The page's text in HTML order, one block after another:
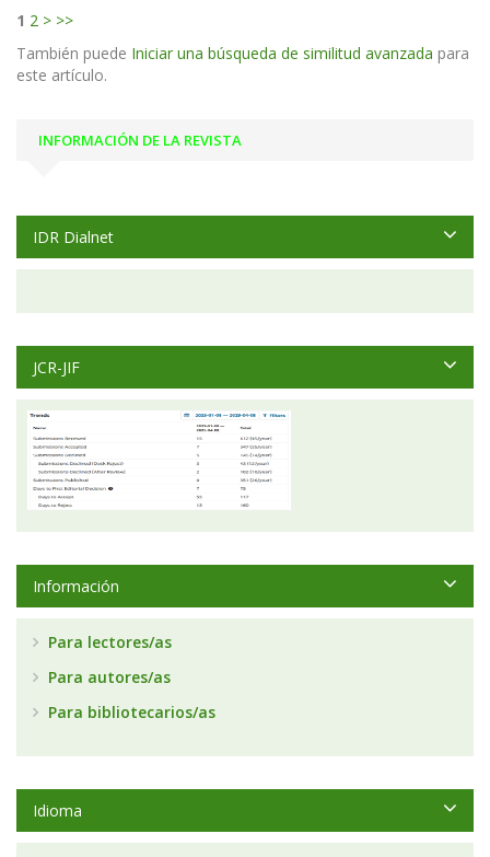
1 2 > >>
También puede Iniciar una búsqueda de similitud avanzada para
este artículo.
INFORMACIÓN DE LA REVISTA
IDR Dialnet
JCR-JIF
Información
Para lectores/as
Para autores/as
Para bibliotecarios/as
Idioma